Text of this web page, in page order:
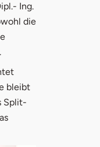
Ing.
die
bleibt
Split-